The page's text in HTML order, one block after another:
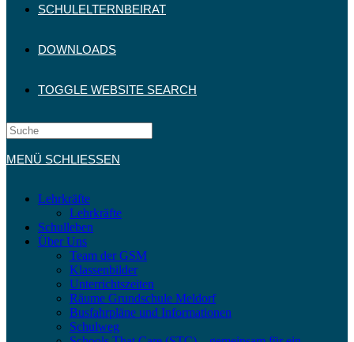
SCHULELTERNBEIRAT
DOWNLOADS
TOGGLE WEBSITE SEARCH
MENÜ SCHLIESSEN
Lehrkräfte
Lehrkräfte
Schulleben
Über Uns
Team der GSM
Klassenbilder
Unterrichtszeiten
Räume Grundschule Meldorf
Busfahrpläne und Informationen
Schulweg